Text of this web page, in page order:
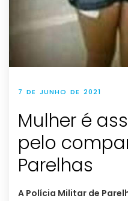
7 DE JUNHO DE 2021
Mulher é
pelo
Parelhas
A Polícia Militar de